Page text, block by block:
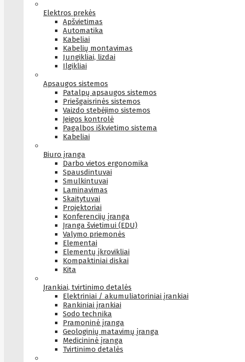
Elektros prekės
Apšvietimas
Automatika
Kabeliai
Kabelių montavimas
Jungikliai, lizdai
Ilgikliai
Apsaugos sistemos
Patalpų apsaugos sistemos
Priešgaisrinės sistemos
Vaizdo stebėjimo sistemos
Įeigos kontrolė
Pagalbos iškvietimo sistema
Kabeliai
Biuro įranga
Darbo vietos ergonomika
Spausdintuvai
Smulkintuvai
Laminavimas
Skaitytuvai
Projektoriai
Konferencijų įranga
Įranga švietimui (EDU)
Valymo priemonės
Elementai
Elementų įkrovikliai
Kompaktiniai diskai
Kita
Įrankiai, tvirtinimo detalės
Elektriniai / akumuliatoriniai įrankiai
Rankiniai įrankiai
Sodo technika
Pramoninė įranga
Geologinių matavimų įranga
Medicininė įranga
Tvirtinimo detalės